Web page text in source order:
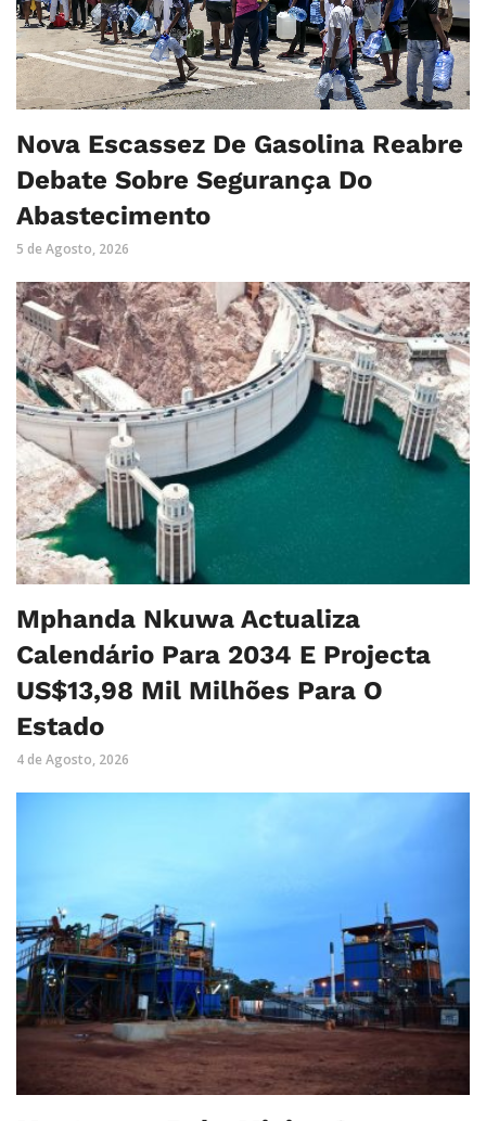
Nova Escassez De Gasolina Reabre
Debate Sobre Segurança Do
Abastecimento
5 de Agosto, 2026
Mphanda Nkuwa Actualiza
Calendário Para 2034 E Projecta
US$13,98 Mil Milhões Para O
Estado
4 de Agosto, 2026